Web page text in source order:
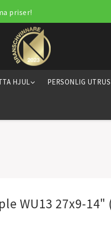
priser!
HJUL PERSONLIG
WU13 27x9-14"